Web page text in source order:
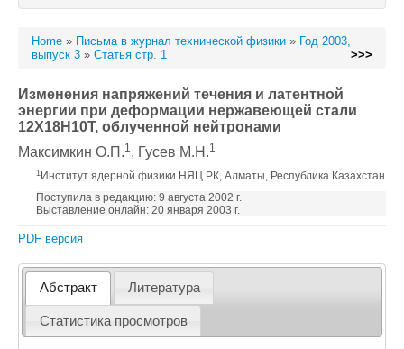
Home » Письма в журнал технической физики » Год 2003,
выпуск 3 » Статья стр. 1 >>>
Изменения напряжений течения и латентной
энергии при деформации нержавеющей стали
12X18H10T, облученной нейтронами
Максимкин О.П.1, Гусев М.Н.1
1 Институт ядерной физики НЯЦ РК, Алматы, Республика Казахстан
Поступила в редакцию: 9 августа 2002 г.
Выставление онлайн: 20 января 2003 г.
PDF версия
Абстракт Литература
Статистика просмотров